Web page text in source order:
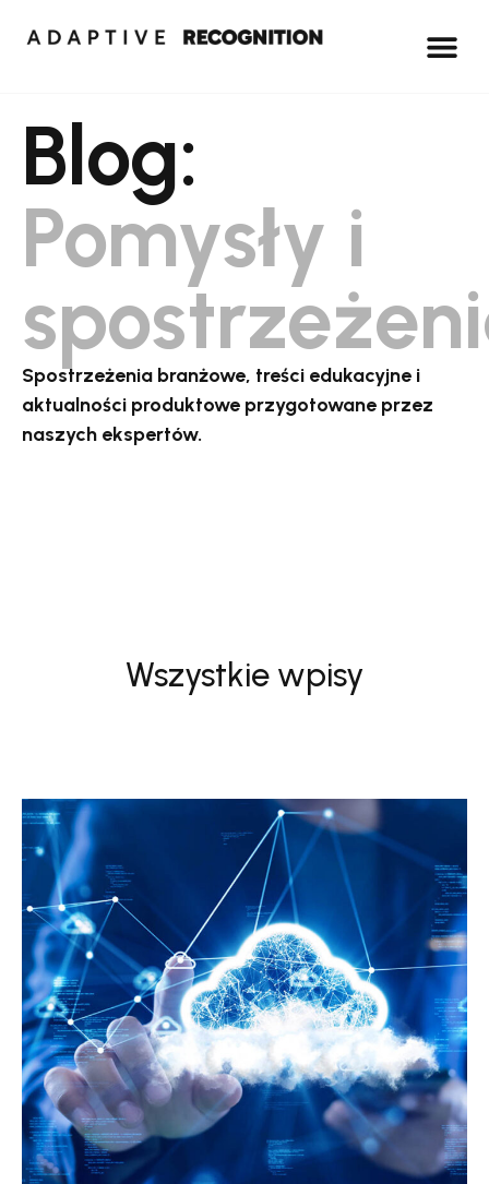
Blog:
Pomysły i
Spostrzeżenia branżowe, treści edukacyjne i
aktualności produktowe przygotowane przez
naszych ekspertów.
Wszystkie wpisy